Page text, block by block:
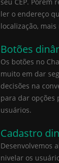
ler o endereço
localização,
Botões
Os botões no
muito em dar
decisões na
para dar opções
usuários.
Cadastro
Desenvolvemos
nivelar os